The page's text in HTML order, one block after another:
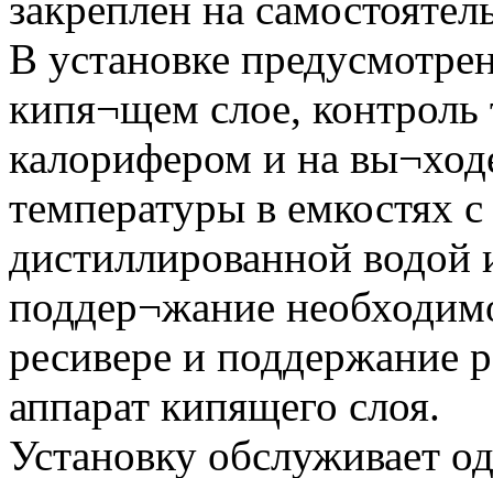
В установке
кипя¬щем слое, контроль
калорифером и на
температуры в емкостях
дистиллированной водой
поддер¬жание
ресивере и поддержание
аппарат кипящего слоя.
Установку обслуживает